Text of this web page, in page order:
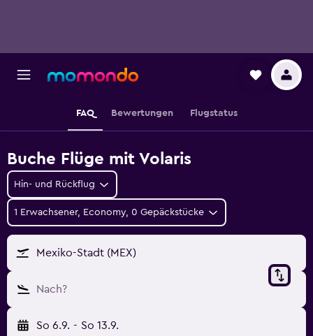
FAQ Bewertungen Flugstatus
Buche Flüge mit Volaris
Hin- und Rückflug
1 Erwachsener, Economy, 0 Gepäckstücke
Mexiko-Stadt (MEX)
Nach?
So 6.9. - So 13.9.